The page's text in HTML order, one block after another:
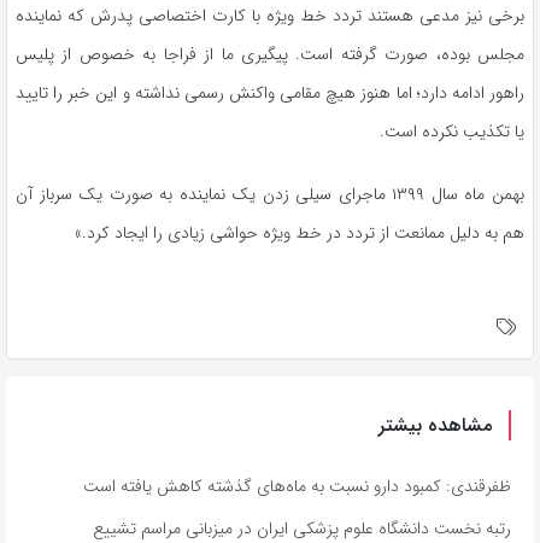
برخی نیز مدعی هستند تردد خط ویژه با کارت اختصاصی پدرش که نماینده
مجلس بوده، صورت گرفته است. پیگیری ما از فراجا به خصوص از پلیس
راهور ادامه دارد؛ اما هنوز هیچ مقامی واکنش رسمی نداشته و این خبر را تایید
یا تکذیب نکرده است.
بهمن ماه سال ۱۳۹۹ ماجرای سیلی زدن یک نماینده به صورت یک سرباز آن
هم به دلیل ممانعت از تردد در خط ویژه حواشی زیادی را ایجاد کرد.»
مشاهده بیشتر
ظفرقندی: کمبود دارو نسبت به ماه‌های گذشته کاهش یافته است
رتبه نخست دانشگاه علوم پزشکی ایران در میزبانی مراسم تشییع